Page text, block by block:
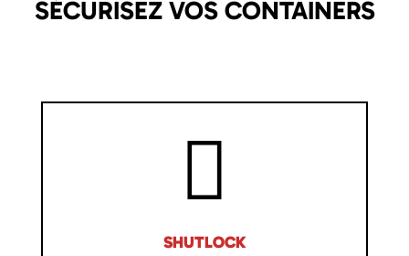
SÉCURISEZ VOS CONTAINERS
SHUTLOCK